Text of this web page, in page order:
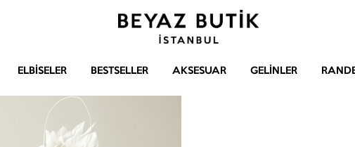
Abiye
ELBISELER BESTSELLER AKSESUAR GELINLER